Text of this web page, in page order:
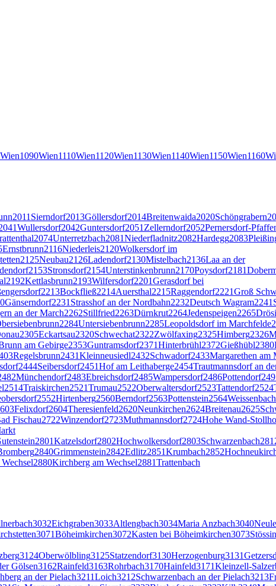
Wien1090Wien1110Wien1120Wien1130Wien1140Wien1150Wien1160
2011 Sierndorf2013Göllersdorf2014Breitenwaida2020Schöngrabern
Wullersdorf2042Guntersdorf2051 Zellerndorf2052Pernersdorf-
2074Unterretzbach2081Niederfladnitz2082Hardegg2083
Ernstbrunn2116Niederleis2120Wolkersdorf im
2125Neubau2126Ladendorf2130Mistelbach2136Laa an der
2153Stronsdorf2154Unterstinkenbrunn2170Poysdorf2181
2192Kettlasbrunn2193Wilfersdorf2201Gerasdorf bei
2213Bockfließ2214Auersthal2215Raggendorf2221Groß
Gänserndorf2231 Strasshof an der Nordbahn2232Deutsch Wagram2241
an der March2262Stillfried2263Dürnkrut2264Jedenspeigen2265
2284Untersiebenbrunn2285Leopoldsdorf im Marchfelde
2305Eckartsau2320Schwechat2322Zwölfaxing2325Himberg2326
am Gebirge2353Guntramsdorf2371Hinterbrühl2372Gießhübl2380
Regelsbrunn2431Kleinneusiedl2432Schwadorf2433Margarethen am
2444Seibersdorf2451Hof am Leithaberge2454Trautmannsdorf an
Münchendorf2483Ebreichsdorf2485Wampersdorf2486Pottendorf
2514Traiskirchen2521Trumau2522Oberwaltersdorf2523Tattendorf2524
2552Hirtenberg2560Berndorf2563Pottenstein2564
Felixdorf2604Theresienfeld2620Neunkirchen2624Breitenau2625
Fischau2722Winzendorf2723Muthmannsdorf2724Hohe Wand-
2801Katzelsdorf2802Hochwolkersdorf2803Schwarzenbach
2840Grimmenstein2842Edlitz2851Krumbach2852
2880Kirchberg am Wechsel2881Trattenbach
3032Eichgraben3033Altlengbach3034Maria Anzbach3040
3071Böheimkirchen3072Kasten bei Böheimkirchen3073
3124Oberwölbling3125Statzendorf3130Herzogenburg3131
Gölsen3162Rainfeld3163Rohrbach3170Hainfeld3171Kleinzell-
an der Pielach3211Loich3212Schwarzenbach an der Pielach3213